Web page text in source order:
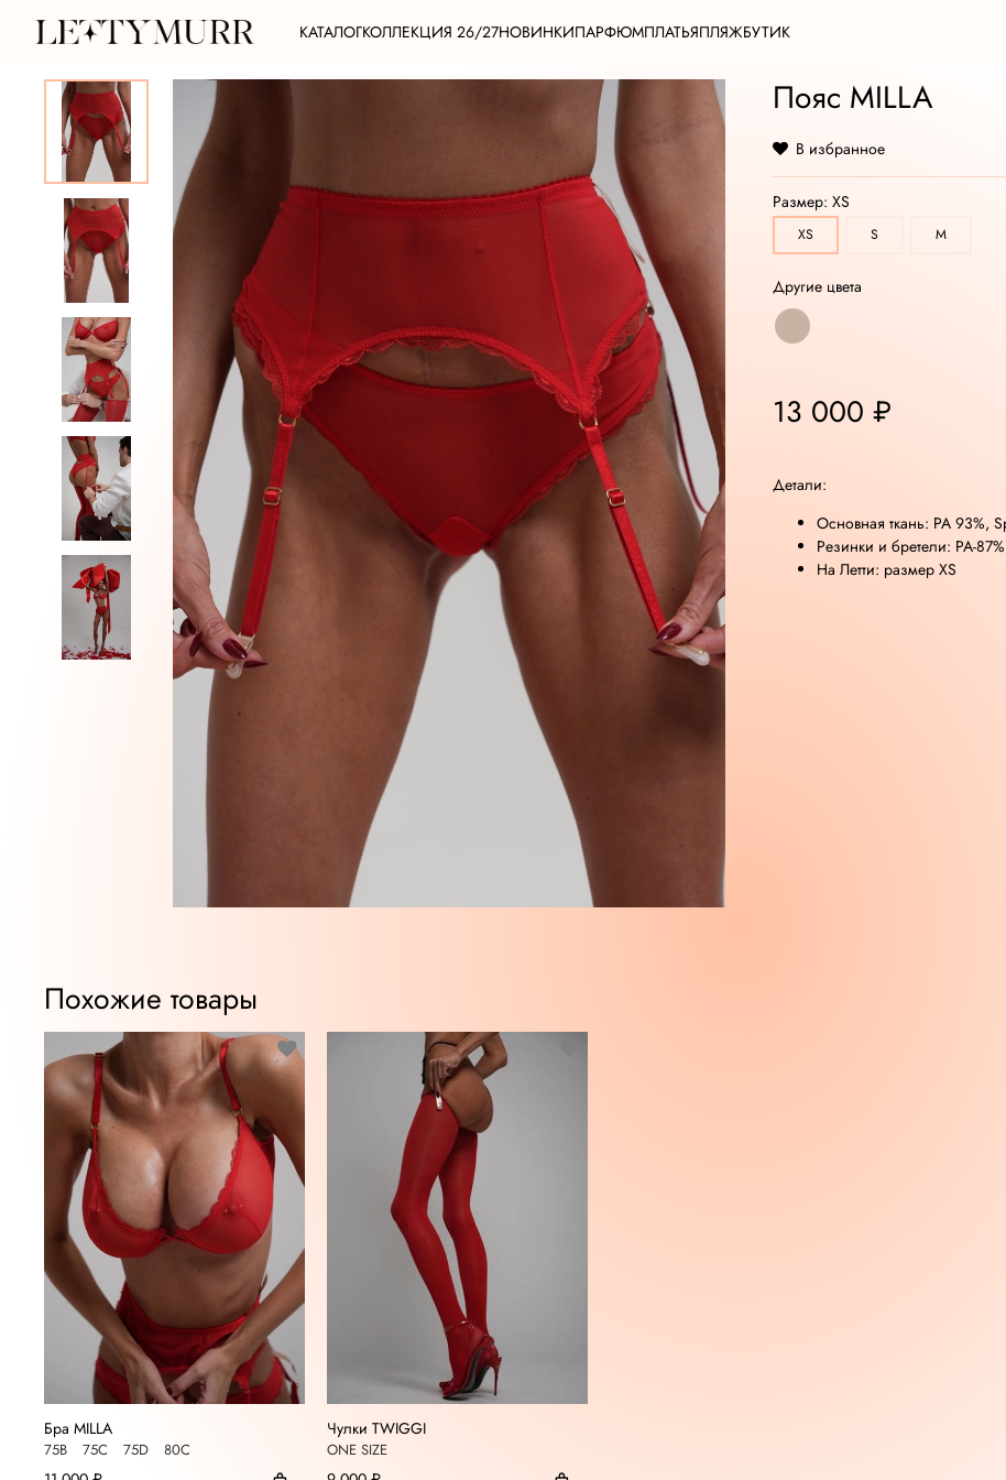
КАТАЛОГКОЛЛЕКЦИЯ 26/27НОВИНКИПАРФЮМПЛАТЬЯПЛЯЖБУТИК
Пояс MILLA
В избранное
Размер: XS
XS S M
Другие цвета
13 000 ₽
Детали:
Основная ткань: РА 93%,
Резинки и бретели: PA-
На Летти: размер XS
Похожие товары
Бра MILLA
75B 75C 75D 80С
Чулки TWIGGI
ONE SIZE